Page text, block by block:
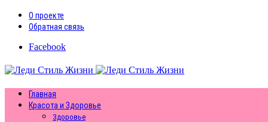
О проекте
Обратная связь
Facebook
Главная
Красота и Здоровье
Здоровье